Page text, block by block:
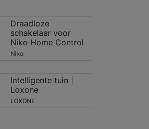
Draadloze
schakelaar voor
Niko Home Control
Niko
Intelligente tuin |
Loxone
LOXONE